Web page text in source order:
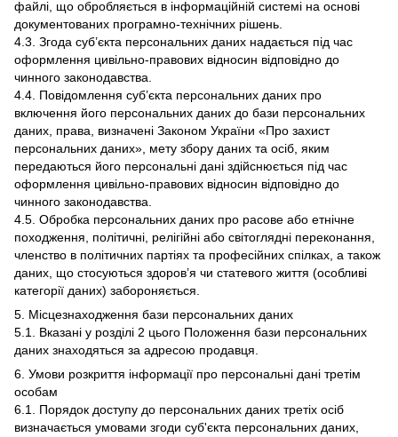
файлі, що обробляється в інформаційній системі на основі
документованих програмно-технічних рішень.
4.3. Згода суб’єкта персональних даних надається під час
оформлення цивільно-правових відносин відповідно до
чинного законодавства.
4.4. Повідомлення суб’єкта персональних даних про
включення його персональних даних до бази персональних
даних, права, визначені Законом України «Про захист
персональних даних», мету збору даних та осіб, яким
передаються його персональні дані здійснюється під час
оформлення цивільно-правових відносин відповідно до
чинного законодавства.
4.5. Обробка персональних даних про расове або етнічне
походження, політичні, релігійні або світоглядні переконання,
членство в політичних партіях та професійних спілках, а також
даних, що стосуються здоров’я чи статевого життя (особливі
категорії даних) забороняється.
5. Місцезнаходження бази персональних даних
5.1. Вказані у розділі 2 цього Положення бази персональних
даних знаходяться за адресою продавця.
6. Умови розкриття інформації про персональні дані третім
особам
6.1. Порядок доступу до персональних даних третіх осіб
визначається умовами згоди суб'єкта персональних даних,